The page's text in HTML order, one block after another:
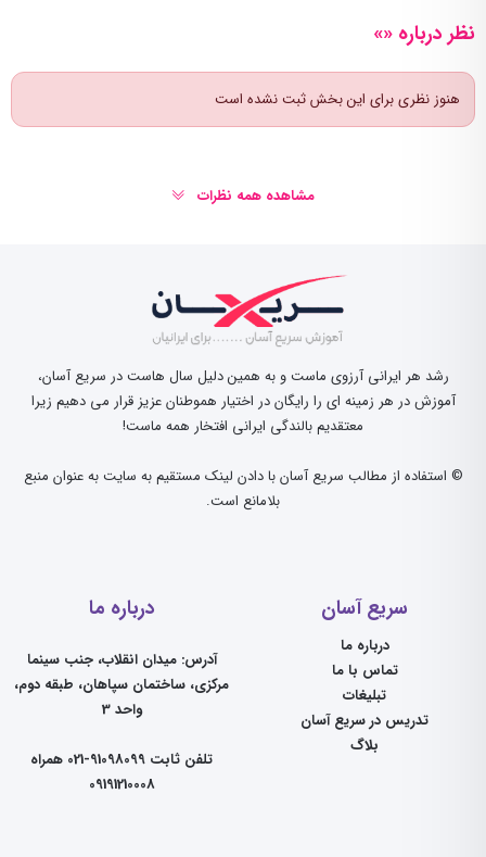
نظر درباره «»
هنوز نظری برای این بخش ثبت نشده است
مشاهده همه نظرات
رشد هر ایرانی آرزوی ماست و به همین دلیل سال هاست در سریع آسان،
آموزش در هر زمینه ای را رایگان در اختیار هموطنان عزیز قرار می دهیم زیرا
معتقدیم بالندگی ایرانی افتخار همه ماست!
© استفاده از مطالب سریع آسان با دادن لینک مستقیم به سایت به عنوان منبع
بلامانع است.
سریع آسان
درباره ما
تماس با ما
تبلیغات
تدریس در سریع آسان
بلاگ
درباره ما
آدرس: میدان انقلاب، جنب سینما
مرکزی، ساختمان سپاهان، طبقه دوم،
واحد 3
تلفن ثابت 91098099-021 همراه
09191210008